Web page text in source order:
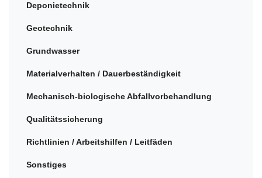
Deponietechnik
Geotechnik
Grundwasser
Materialverhalten / Dauerbeständigkeit
Mechanisch-biologische Abfallvorbehandlung
Qualitätssicherung
Richtlinien / Arbeitshilfen / Leitfäden
Sonstiges